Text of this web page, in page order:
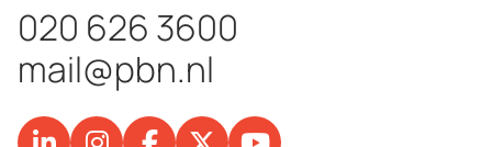
020 626 3600
mail@pbn.nl